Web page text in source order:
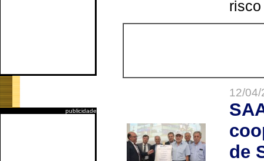
publicidade
12/
de